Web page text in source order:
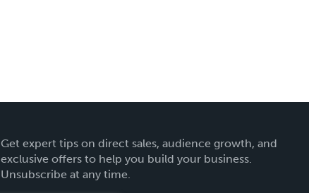
Get expert tips on direct sales, audience growth, and
exclusive offers to help you build your business.
Unsubscribe at any time.